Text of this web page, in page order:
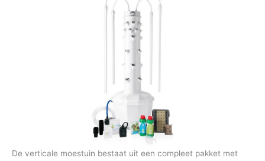
De verticale moestuin bestaat uit een compleet pakket met